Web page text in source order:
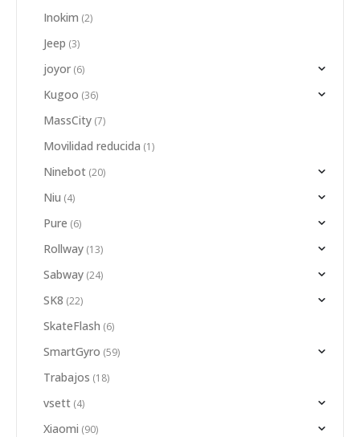
Inokim (2)
Jeep (3)
joyor (6)
Kugoo (36)
MassCity (7)
Movilidad reducida (1)
Ninebot (20)
Niu (4)
Pure (6)
Rollway (13)
Sabway (24)
SK8 (22)
SkateFlash (6)
SmartGyro (59)
Trabajos (18)
vsett (4)
Xiaomi (90)